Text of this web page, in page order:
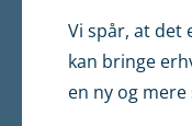
Vi spår, at det
kan bringe
en ny og